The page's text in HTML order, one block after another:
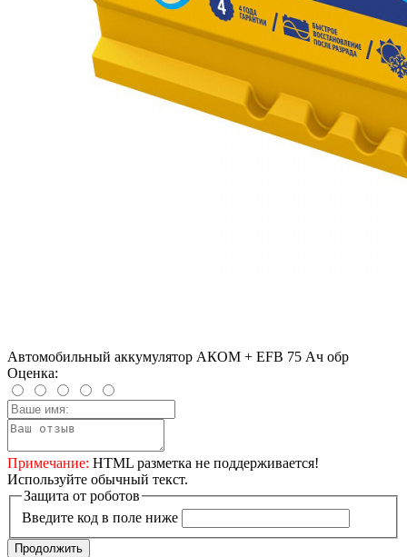
Автомобильный аккумулятор АКОМ + EFB 75 Ач обр
Оценка:
Примечание: HTML разметка не поддерживается!
Используйте обычный текст.
Защита от роботов
Введите код в поле ниже
Продолжить